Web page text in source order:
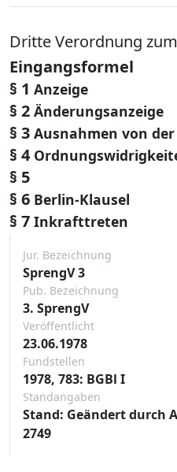
Dritte Verordnung
Eingangsformel
§ 1 Anzeige
§ 2 Änderungsanzeige
§ 3 Ausnahmen von
§ 4
§ 5
§ 6 Berlin-Klausel
§ 7 Inkrafttreten
Jur. Bezeichnung
SprengV 3
Pub. Bezeichnung
3. SprengV
Veröffentlicht
23.06.1978
Fundstellen
1978, 783: BGBl I
Standangaben
Stand: Geändert durch
2749